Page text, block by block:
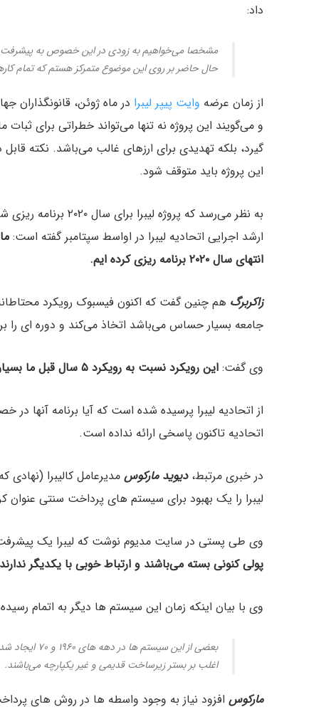
داد:
مشخصا می‌خواهیم به زودی در این خصوص به پیشرفت
حال حاضر بر روی این موضوع متمرکز هستم که تمام
از زمان عرضه وایت پیپر لیبرا در ماه ژوئن،
و می‌گویند این پروژه نه تنها می‌تواند خطراتی برای ثبات
گیرد، بلکه تهدیدی برای ارزهای غالب می‌باشد. نکته قابل
این پروژه باید متوقف شود.
به نظر می‌رسد که پروژه لیبرا برای سال ۲۰۲۰ برنامه ریزی شده است و
ارشد اجرایی اتحادیه لیبرا در اواسط سپتامبر گفته است:
انتهای سال ۲۰۲۰ برنامه ریزی کرده ایم.
زاکربرگ هم چنین گفت که اکنون فیسبوک رویکرد
جامعه بسیار حساس می‌باشد اتخاذ می‌کند و دوره ای
وی گفت: این رویکرد نسبت به رویکرد ۵ سال قبل ما بسیار متفاوت است.
از اتحادیه لیبرا پرسیده شده است که آیا برنامه آنها
اتحادیه تاکنون پاسخی ارائه نداده است.
در خبری مرتبط،دیوید مارکوس مدیرعامل کالیبرا
لیبرا را یک بهبود برای سیستم های پرداخت سنتی عنوان
وی طی پستی در سایت مدیوم نوشت که لیبرا یک
پولی کنونی بسته می‌باشند و ارتباط خوبی با یکدیگر
وی با بیان اینکه زمان این سیستم ها دیگر به اتمام
بعضی از این
اغلب بر بستر زیرساخت قدیمی و غیر یکپارچه می‌باشند.
مارکوس افزود نیاز به وجود واسطه ها در روش های